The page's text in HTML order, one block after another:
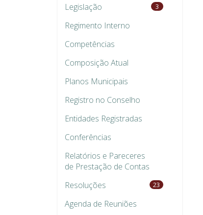
Legislação
3
Regimento Interno
Competências
Composição Atual
Planos Municipais
Registro no Conselho
Entidades Registradas
Conferências
Relatórios e Pareceres
de Prestação de Contas
Resoluções
23
Agenda de Reuniões